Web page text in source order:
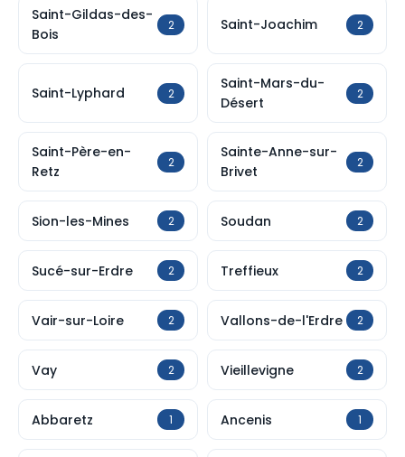
Saint-Gildas-des-
Bois
2 Saint-Joachim 2
Saint-Lyphard 2
Saint-Mars-du-
Désert
2
Saint-Père-en-
Retz
2
Sainte-Anne-sur-
Brivet
2
Sion-les-Mines 2 Soudan 2
Sucé-sur-Erdre 2 Treffieux 2
Vair-sur-Loire 2 Vallons-de-l'Erdre 2
Vay 2 Vieillevigne 2
Abbaretz 1 Ancenis 1